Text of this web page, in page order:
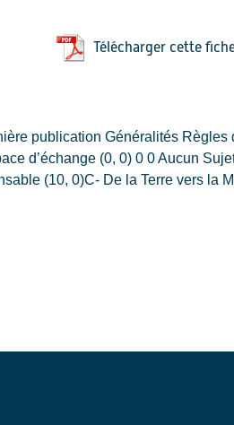
Télécharger cette
publication Généralités Règles
d’échange (0, 0) 0 0 Aucun
(10, 0)C- De la Terre vers la